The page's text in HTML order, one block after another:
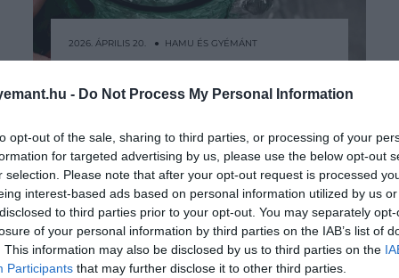
- Do Not Process My Personal Information
opt-out of the sale, sharing to third parties, or processing of your
for targeted advertising by us, please use the below opt-out
selection. Please note that after your opt-out request is processed
interest-based ads based on personal information utilized by us
to third parties prior to your opt-out. You may separately
of your personal information by third parties on the IAB’s list of
This information may also be disclosed by us to third parties on the
Participants that may further disclose it to other third parties.
étrenddel vagy az életmóddal kötik
azonban a probléma forrása jóval
hétköznapibb is lehet: az ivóvíz.
2026. ÁPRILIS 20. ● HAMU ÉS GYÉMÁNT
vérnyomásproblémát
okozhat
HAMU ÉS GYÉMÁNT